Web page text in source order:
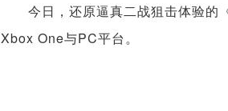
今日，还原逼真二战狙击体验的
Xbox One与PC平台。